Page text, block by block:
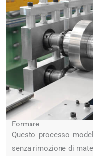
Formare
Questo processo
senza rimozione di